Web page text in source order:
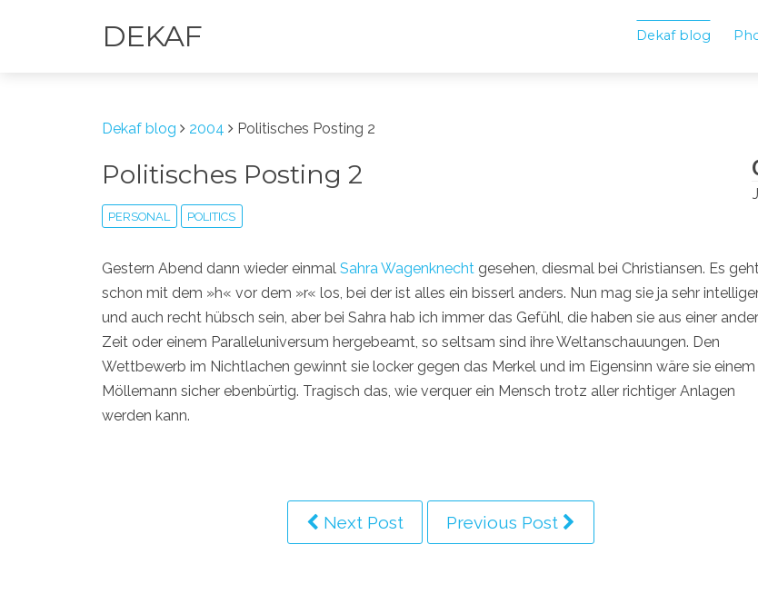
DEKAF Dekaf blog
Dekaf blog 2004 Politisches Posting 2
Politisches Posting 2
PERSONAL POLITICS
Gestern Abend dann wieder einmal Sahra Wagenknecht gesehen, diesmal bei Christiansen. Es geht
schon mit dem »h« vor dem »r« los, bei der ist alles ein bisserl anders. Nun mag sie ja sehr
und auch recht hübsch sein, aber bei Sahra hab ich immer das Gefühl, die haben sie aus einer
Zeit oder einem Paralleluniversum hergebeamt, so seltsam sind ihre Weltanschauungen. Den
Wettbewerb im Nichtlachen gewinnt sie locker gegen das Merkel und im Eigensinn wäre sie einem
Möllemann sicher ebenbürtig. Tragisch das, wie verquer ein Mensch trotz aller richtiger Anlagen
werden kann.
Next Post Previous Post